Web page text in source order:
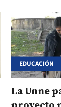
EDUCACIÓN
La Unne